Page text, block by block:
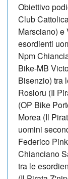
Obiettivo
Club
Marsciano) e
esordienti
Npm
Bike-MB
Bisenzio) tra
Rosioru (Il
(OP Bike
Morea (Il
uomini
Federico
Chianciano
tra le